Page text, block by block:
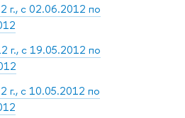
г., с 02.06.2012 по
г., с 19.05.2012 по
г., с 10.05.2012 по